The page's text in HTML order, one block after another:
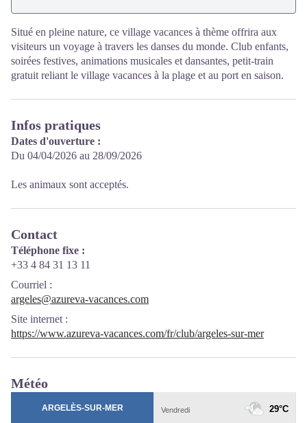
Situé en pleine nature, ce village vacances à thème offrira aux
visiteurs un voyage à travers les danses du monde. Club enfants,
soirées festives, animations musicales et dansantes, petit-train
gratuit reliant le village vacances à la plage et au port en saison.
Infos pratiques
Dates d'ouverture :
Du 04/04/2026 au 28/09/2026
Les animaux sont acceptés.
Contact
Téléphone fixe :
+33 4 84 31 13 11
Courriel :
argeles@azureva-vacances.com
Site internet :
https://www.azureva-vacances.com/fr/club/argeles-sur-mer
Météo